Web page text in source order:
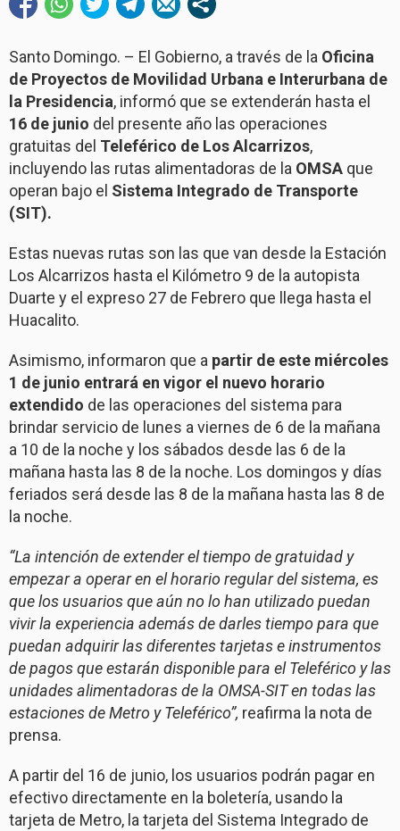
Santo Domingo. – El Gobierno, a través de la Oficina
de Proyectos de Movilidad Urbana e Interurbana de
la Presidencia, informó que se extenderán hasta el
16 de junio del presente año las operaciones
gratuitas del Teleférico de Los Alcarrizos,
incluyendo las rutas alimentadoras de la OMSA que
operan bajo el Sistema Integrado de Transporte
(SIT).
Estas nuevas rutas son las que van desde la Estación
Los Alcarrizos hasta el Kilómetro 9 de la autopista
Duarte y el expreso 27 de Febrero que llega hasta el
Huacalito.
Asimismo, informaron que a partir de este miércoles
1 de junio entrará en vigor el nuevo horario
extendido de las operaciones del sistema para
brindar servicio de lunes a viernes de 6 de la mañana
a 10 de la noche y los sábados desde las 6 de la
mañana hasta las 8 de la noche. Los domingos y días
feriados será desde las 8 de la mañana hasta las 8 de
la noche.
“La intención de extender el tiempo de gratuidad y
empezar a operar en el horario regular del sistema, es
que los usuarios que aún no lo han utilizado puedan
vivir la experiencia además de darles tiempo para que
puedan adquirir las diferentes tarjetas e instrumentos
de pagos que estarán disponible para el Teleférico y las
unidades alimentadoras de la OMSA-SIT en todas las
estaciones de Metro y Teleférico”, reafirma la nota de
prensa.
A partir del 16 de junio, los usuarios podrán pagar en
efectivo directamente en la boletería, usando la
tarjeta de Metro, la tarjeta del Sistema Integrado de